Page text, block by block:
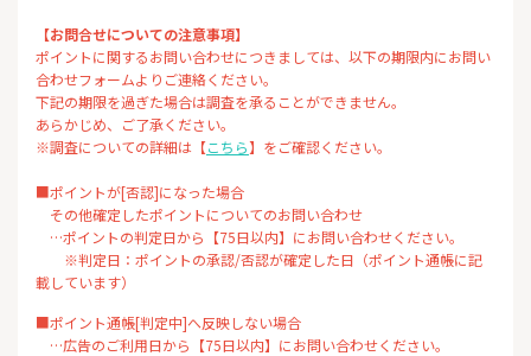
【お問合せについての注意事項】
ポイントに関するお問い合わせにつきましては、以下の期限内にお問い
合わせフォームよりご連絡ください。
下記の期限を過ぎた場合は調査を承ることができません。
あらかじめ、ご了承ください。
※調査についての詳細は【こちら】をご確認ください。
■ポイントが[否認]になった場合
その他確定したポイントについてのお問い合わせ
…ポイントの判定日から【75日以内】にお問い合わせください。
※判定日：ポイントの承認/否認が確定した日（ポイント通帳に記
載しています）
■ポイント通帳[判定中]へ反映しない場合
…広告のご利用日から【75日以内】にお問い合わせください。